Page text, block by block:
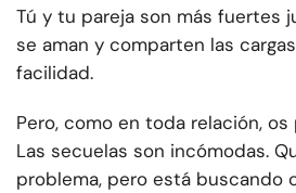
Tú y tu pareja son más fuertes
se aman y comparten las
facilidad.
Pero, como en toda relación,
Las secuelas son incómodas.
problema, pero está buscando